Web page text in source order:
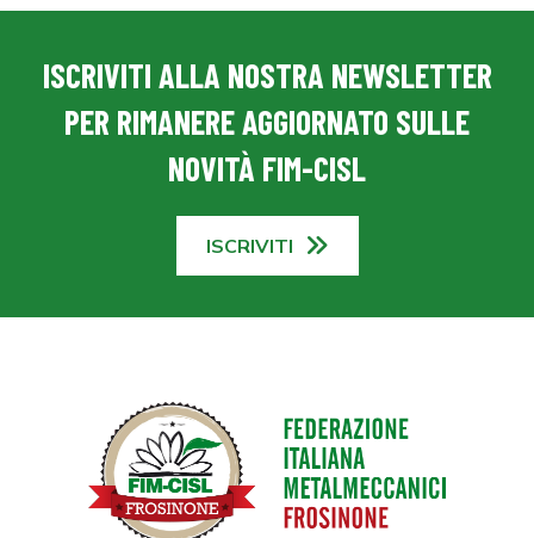
ISCRIVITI ALLA NOSTRA NEWSLETTER
PER RIMANERE AGGIORNATO SULLE
NOVITÀ FIM-CISL
ISCRIVITI